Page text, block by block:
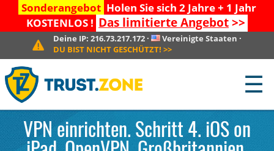
Sonderangebot Holen Sie sich 2 Jahre + 1 Jahr
KOSTENLOS ! Das limitierte Angebot>>
Deine IP: 216.73.217.172· Vereinigte Staaten ·
DU BIST NICHT GESCHÜTZT! >>
☰
VPN einrichten. Schritt 4. iOS on